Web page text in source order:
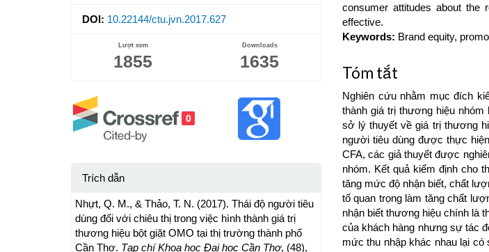
DOI: 10.22144/ctu.jvn.2017.627
Lượt xem
1855
Downloads
1635
0
Trích dẫn
Nhựt, Q. M., & Thảo, T. N. (2017). Thái độ người tiêu
dùng đối với chiêu thị trong việc hình thành giá trị
thương hiệu bột giặt OMO tại thị trường thành phố
Cần Thơ. Tạp chí Khoa học Đại học Cần Thơ, (48),
consumer attitudes about the
effective.
Keywords: Brand equity,
Tóm tắt
Nghiên cứu nhằm mục đích
thành giá trị thương hiệu
sở lý thuyết về giá trị thương
người tiêu dùng được thực
CFA, các giả thuyết được
nhóm. Kết quả kiểm định cho
tăng mức độ nhận biết, chất
tố quan trọng làm tăng chất
nhận biết thương hiệu chính là
của khách hàng nhưng sự tác
mức thu nhập khác nhau lại